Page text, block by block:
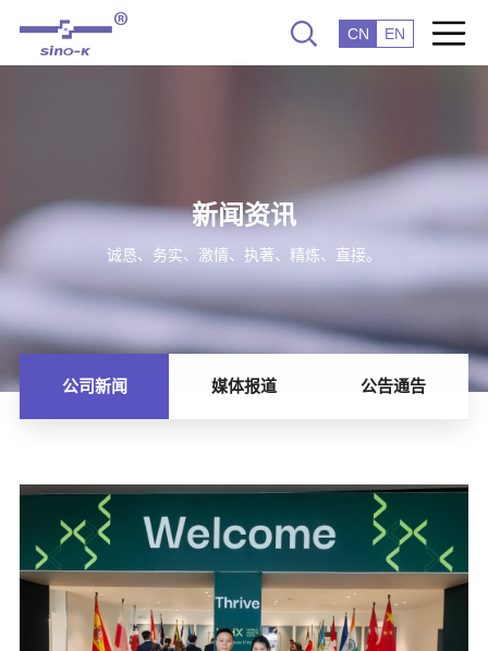
CN EN
新闻资讯
诚恳、务实、激情、执著、精炼、直接。
公司新闻 媒体报道 公告通告